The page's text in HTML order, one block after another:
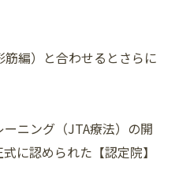
筋編）と合わせるとさらに
ニング（JTA療法）の開
に認められた【認定院】